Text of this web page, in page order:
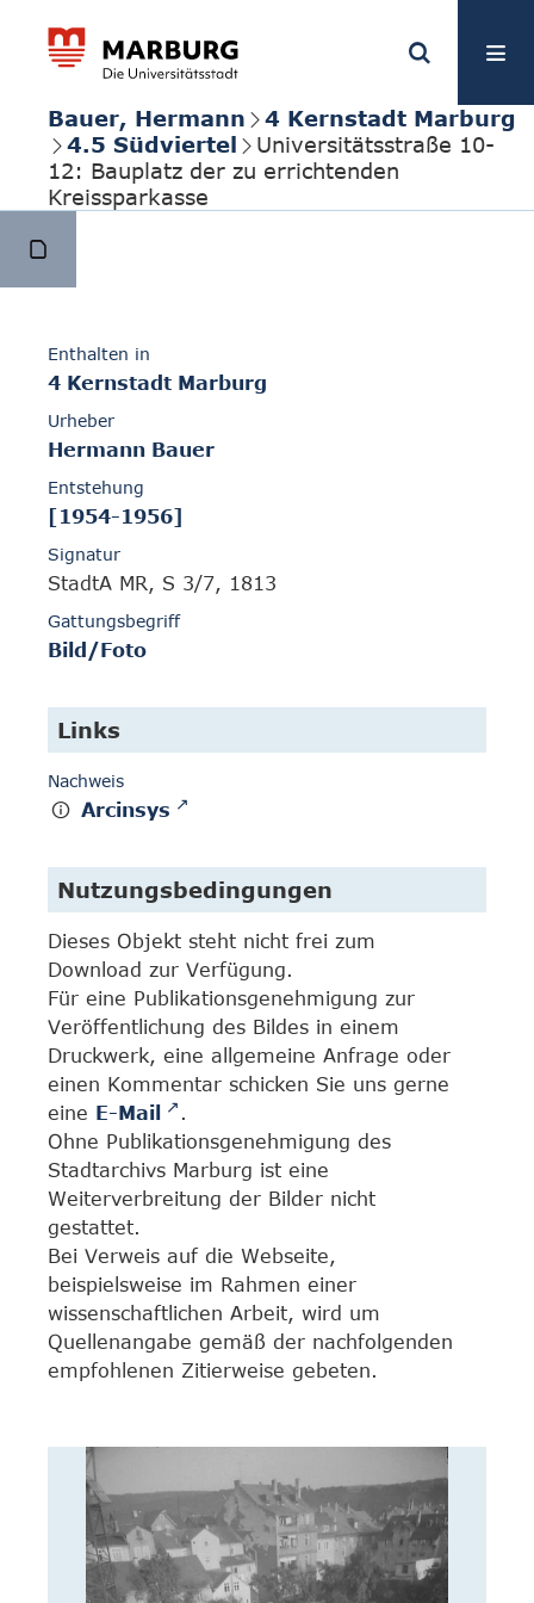
Bauer, Hermann
4 Kernstadt Marburg
4.5 Südviertel
Universitätsstraße 10-
12: Bauplatz der zu errichtenden
Kreissparkasse
Enthalten in
4 Kernstadt Marburg
Urheber
Hermann Bauer
Entstehung
[1954-1956]
Signatur
StadtA MR, S 3/7, 1813
Gattungsbegriff
Bild/Foto
Links
Nachweis
Arcinsys
Nutzungsbedingungen
Dieses Objekt steht nicht frei zum
Download zur Verfügung.
Für eine Publikationsgenehmigung zur
Veröffentlichung des Bildes in einem
Druckwerk, eine allgemeine Anfrage oder
einen Kommentar schicken Sie uns gerne
eine E-Mail
.
Ohne Publikationsgenehmigung des
Stadtarchivs Marburg ist eine
Weiterverbreitung der Bilder nicht
gestattet.
Bei Verweis auf die Webseite,
beispielsweise im Rahmen einer
wissenschaftlichen Arbeit, wird um
Quellenangabe gemäß der nachfolgenden
empfohlenen Zitierweise gebeten.